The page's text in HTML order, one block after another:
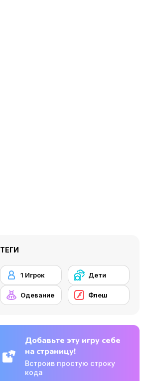
ТЕГИ
1 Игрок Дети
Одевание Флеш
Добавьте эту игру себе
на страницу!
Встроив простую строку
кода